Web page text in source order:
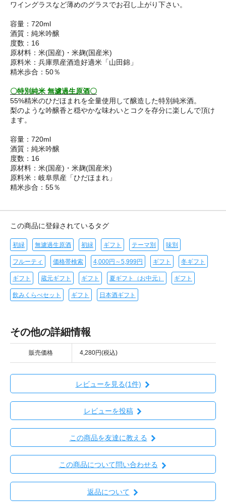
ワイングラスなど薄めのグラスでお召し上がり下さい。
容量：720ml
酒質：純米吟醸
度数：16
原材料：米(国産)・米麹(国産米)
原料米：兵庫県産酒造好適米「山田錦」
精米歩合：50％
〇特別純米 無濾過生原酒〇
55%精米のひだほまれを全量使用して醸造した特別純米酒。
梨のような吟醸香と穏やかな味わいとコクを存分に楽しんで頂け
ます。
容量：720ml
酒質：純米吟醸
度数：16
原材料：米(国産)・米麹(国産米)
原料米：岐阜県産「ひだほまれ」
精米歩合：55％
この商品に登録されているタグ
初緑 無濾過生原酒 初緑 ギフト テーマ別 味別
フルーティ 価格帯検索 4,000円～5,999円 ギフト 冬ギフト
ギフト 蔵元ギフト ギフト 夏ギフト（お中元） ギフト
飲みくらべセット ギフト 日本酒ギフト
その他の詳細情報
販売価格 4,280円(税込)
レビューを見る(1件)
レビューを投稿
この商品を友達に教える
この商品について問い合わせる
返品について